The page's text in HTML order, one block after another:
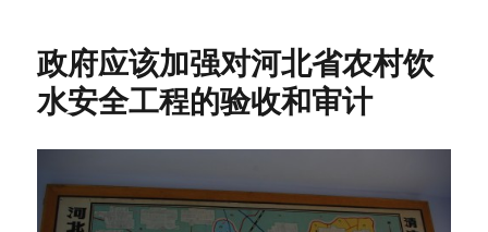
退
的
民
教
发
展
政府应该加强对河北省农村饮
水安全工程的验收和审计